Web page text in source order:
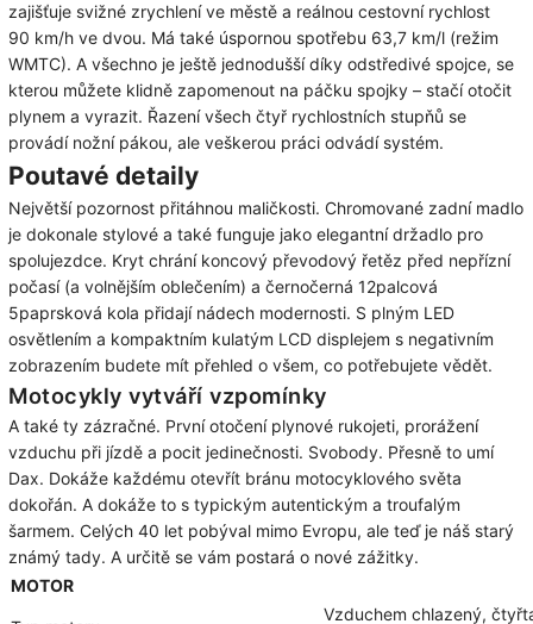
zajišťuje svižné zrychlení ve městě a reálnou cestovní rychlost
90 km/h ve dvou. Má také úspornou spotřebu 63,7 km/l (režim
WMTC). A všechno je ještě jednodušší díky odstředivé spojce, se
kterou můžete klidně zapomenout na páčku spojky – stačí otočit
plynem a vyrazit. Řazení všech čtyř rychlostních stupňů se
provádí nožní pákou, ale veškerou práci odvádí systém.
Poutavé detaily
Největší pozornost přitáhnou maličkosti. Chromované zadní madlo
je dokonale stylové a také funguje jako elegantní držadlo pro
spolujezdce. Kryt chrání koncový převodový řetěz před nepřízní
počasí (a volnějším oblečením) a černočerná 12palcová
5paprsková kola přidají nádech modernosti. S plným LED
osvětlením a kompaktním kulatým LCD displejem s negativním
zobrazením budete mít přehled o všem, co potřebujete vědět.
Motocykly vytváří vzpomínky
A také ty zázračné. První otočení plynové rukojeti, prorážení
vzduchu při jízdě a pocit jedinečnosti. Svobody. Přesně to umí
Dax. Dokáže každému otevřít bránu motocyklového světa
dokořán. A dokáže to s typickým autentickým a troufalým
šarmem. Celých 40 let pobýval mimo Evropu, ale teď je náš starý
známý tady. A určitě se vám postará o nové zážitky.
MOTOR
Vzduchem chlazený,